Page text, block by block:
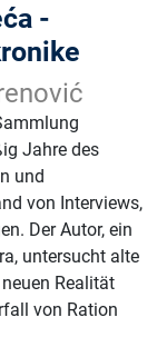
-
Jahre des
und
von Interviews,
Der Autor, ein
untersucht alte
Realität
von Ration